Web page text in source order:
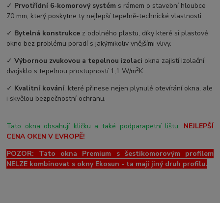
✓ Prvotřídní 6-komorový systém s rámem o stavební hloubce
70 mm, který poskytne ty nejlepší tepelně-technické vlastnosti.
✓ Bytelná konstrukce z odolného plastu, díky které si plastové
okno bez problému poradí s jakýmikoliv vnějšími vlivy.
✓Výbornou zvukovou a tepelnou izolaci okna zajistí izolační
dvojsklo s tepelnou prostupností 1,1 W/m2K.
✓ Kvalitní kování, které přinese nejen plynulé otevírání okna, ale
i skvělou bezpečnostní ochranu.
Tato okna obsahují kličku a také podparapetní lištu. NEJLEPŠÍ
CENA OKEN V EVROPĚ!
POZOR: Tato okna Premium s šestikomorovým profilem
NELZE kombinovat s okny Ekosun - ta mají jiný druh profilu.